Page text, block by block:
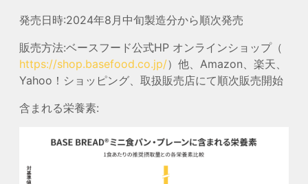
発売日時:2024年8月中旬製造分から順次発売
販売方法:ベースフード公式HP オンラインショップ（
https://shop.basefood.co.jp/）他、Amazon、楽天、
Yahoo！ショッピング、取扱販売店にて順次販売開始
含まれる栄養素: